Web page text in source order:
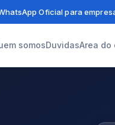
Oficial para
somosDuvidasArea do